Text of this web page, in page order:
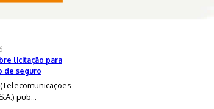
licitação para
de seguro
pub...